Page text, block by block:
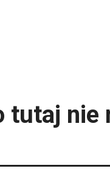
tutaj nie